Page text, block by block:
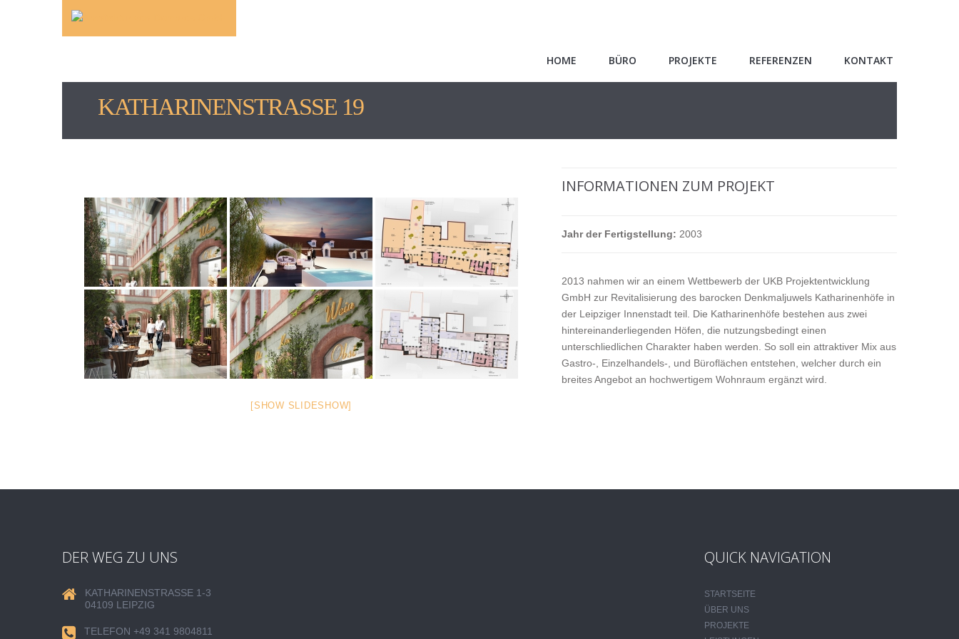
HOME BÜRO PROJEKTE REFERENZEN KONTAKT
KATHARINENSTRASSE 19
[SHOW SLIDESHOW]
INFORMATIONEN ZUM PROJEKT
Jahr der Fertigstellung: 2003
2013 nahmen wir an einem Wettbewerb der UKB Projektentwicklung
GmbH zur Revitalisierung des barocken Denkmaljuwels Katharinenhöfe in
der Leipziger Innenstadt teil. Die Katharinenhöfe bestehen aus zwei
hintereinanderliegenden Höfen, die nutzungsbedingt einen
unterschliedlichen Charakter haben werden. So soll ein attraktiver Mix aus
Gastro-, Einzelhandels-, und Büroflächen entstehen, welcher durch ein
breites Angebot an hochwertigem Wohnraum ergänzt wird.
DER WEG ZU UNS
KATHARINENSTRASSE 1-3
04109 LEIPZIG
TELEFON +49 341 9804811
QUICK NAVIGATION
STARTSEITE
ÜBER UNS
PROJEKTE